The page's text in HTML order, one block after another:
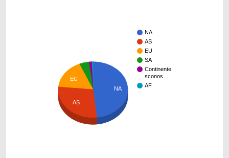
NA
AS
EU
SA
Continente
sconos…
AF
NA
EU
AS